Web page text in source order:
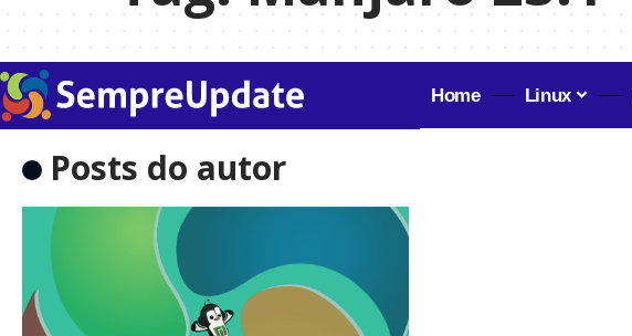
Home Linux
Posts do autor